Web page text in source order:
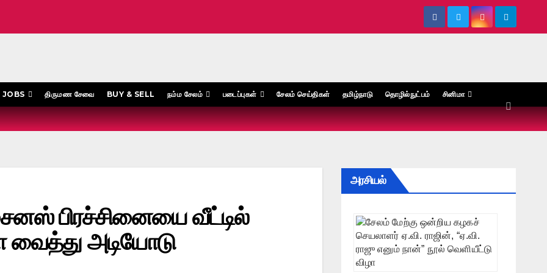
JOBS திருமண சேவை BUY & SELL நம்ம சேலம் படைப்புகள் சேலம் செய்திகள் தமிழ்நாடு தொழில்நுட்பம் சினிமா
பிரச்சினையை வீட்டில்
வைத்து அடியோடு
அரசியல்